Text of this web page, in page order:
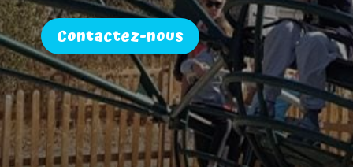
Contactez-nous